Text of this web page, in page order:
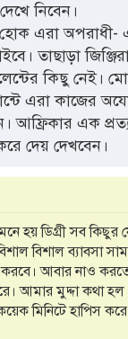
নিবেন।
হোক এরা
তাছাড়া
কিছু নেই।
এরা কাজের
আফ্রিকার এক
দেয় দেখবেন।
হয় ডিগ্রী সব কিছুর
বিশাল ব্যাবসা
আবার নাও করতে
আমার মুদ্দা কথা
মিনিটে হাপিস